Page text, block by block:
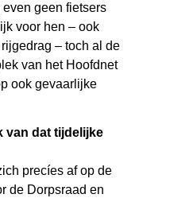
geen fietsers
voor hen – ook
– toch al de
van het Hoofdnet
ook gevaarlijke
van dat tijdelijke
precíes af op de
de Dorpsraad en